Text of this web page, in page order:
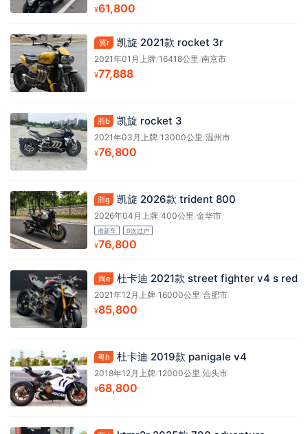
¥61,800
冀r 凯旋 2021款 rocket 3r
2021年01月上牌/16418公里 /南京市
¥77,888
浙b 凯旋 rocket 3
2021年03月上牌/13000公里 /温州市
¥76,800
浙g 凯旋 2026款 trident 800
2026年04月上牌/400公里 /金华市
准新车 0次过户
¥76,800
闽e 杜卡迪 2021款 street fighter v4 s red
2021年12月上牌/16000公里 /合肥市
¥85,800
粤h 杜卡迪 2019款 panigale v4
2018年12月上牌/12000公里 /汕头市
¥68,800